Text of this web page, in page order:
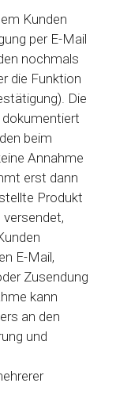
Kunden
per E-Mail
nochmals
die Funktion
Die
beim
Annahme
erst dann
Produkt
versendet,
E-Mail,
Zusendung
kann
an den
und